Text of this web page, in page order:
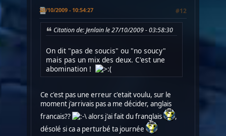
28/10/2009 - 10:54:27 #12
Citation de: Jenlain le 27/10/2009 - 03:58:30
On dit "pas de soucis" ou "no soucy"
mais pas un mix des deux. C'est une
abomination !
Ce c'est pas une erreur c'etait voulu, sur le
moment j'arrivais pas a me décider, anglais
francais??
alors j'ai fait du franglais
,
désolé si ca a perturbé ta journée